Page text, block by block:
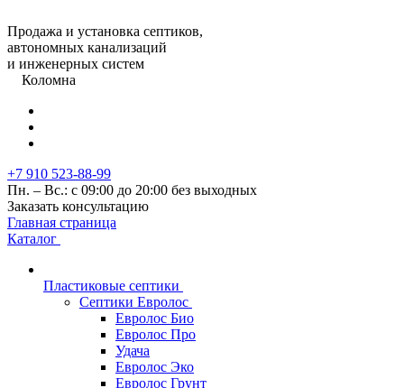
Продажа и установка септиков,
автономных канализаций
и инженерных систем
Коломна
+7 910 523-88-99
Пн. – Вс.: с 09:00 до 20:00 без выходных
Заказать консультацию
Главная страница
Каталог
Пластиковые септики
Септики Евролос
Евролос Био
Евролос Про
Удача
Евролос Эко
Евролос Грунт